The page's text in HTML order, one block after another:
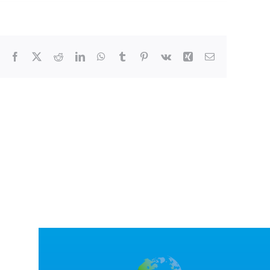
Facebook RedditLinkedInWhatsApp
Tumblr Pinterest
Vk Xing Correo